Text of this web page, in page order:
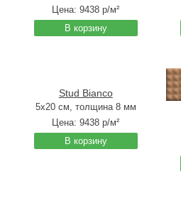
Цена:9438 р/м²
В корзину
Stud Bianco
5x20 см, толщина 8 мм
Цена:9438 р/м²
В корзину